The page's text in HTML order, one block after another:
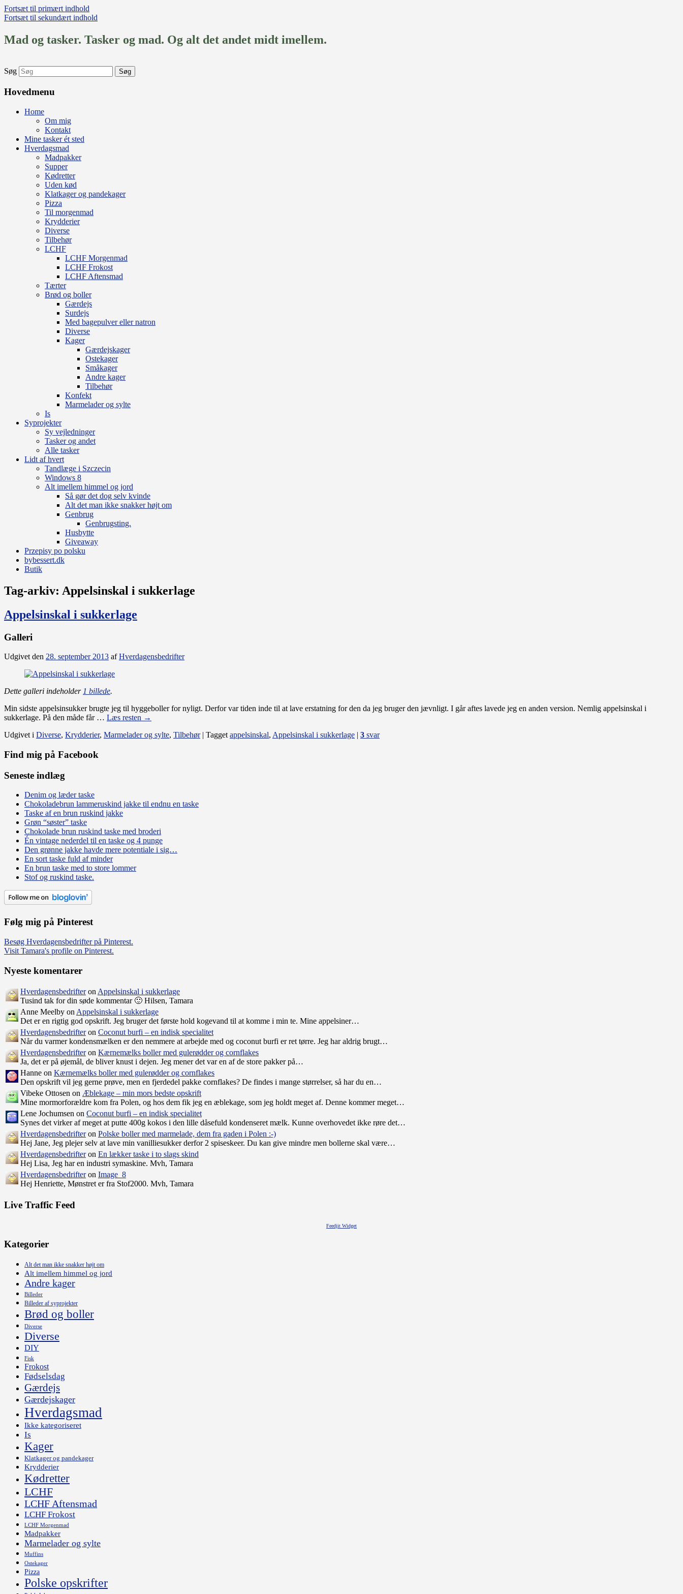
Fortsæt til primært indhold
Fortsæt til sekundært indhold
Mad og tasker. Tasker og mad. Og alt det andet midt imellem.
Søg
Hovedmenu
Home
Om mig
Kontakt
Mine tasker ét sted
Hverdagsmad
Madpakker
Supper
Kødretter
Uden kød
Klatkager og pandekager
Pizza
Til morgenmad
Krydderier
Diverse
Tilbehør
LCHF
LCHF Morgenmad
LCHF Frokost
LCHF Aftensmad
Tærter
Brød og boller
Gærdejs
Surdejs
Med bagepulver eller natron
Diverse
Kager
Gærdejskager
Ostekager
Småkager
Andre kager
Tilbehør
Konfekt
Marmelader og sylte
Is
Syprojekter
Sy vejledninger
Tasker og andet
Alle tasker
Lidt af hvert
Tandlæge i Szczecin
Windows 8
Alt imellem himmel og jord
Så gør det dog selv kvinde
Alt det man ikke snakker højt om
Genbrug
Genbrugsting.
Husbytte
Giveaway
Przepisy po polsku
bybessert.dk
Butik
Tag-arkiv: Appelsinskal i sukkerlage
Appelsinskal i sukkerlage
Galleri
Udgivet den 28. september 2013 afHverdagensbedrifter
Dette galleri indeholder 1 billede.
Min sidste appelsinsukker brugte jeg til hyggeboller for nyligt. Derfor var tiden inde til at lave erstatning for den da jeg bruger den jævnligt. I går aftes lavede jeg en anden version. Nemlig appelsinskal i
sukkerlage. På den måde får … Læs resten →
Udgivet i Diverse, Krydderier, Marmelader og sylte, Tilbehør | Tagget appelsinskal, Appelsinskal i sukkerlage | 3 svar
Find mig på Facebook
Seneste indlæg
Denim og læder taske
Chokoladebrun lammeruskind jakke til endnu en taske
Taske af en brun ruskind jakke
Grøn “søster” taske
Chokolade brun ruskind taske med broderi
Én vintage nederdel til en taske og 4 punge
Den grønne jakke havde mere potentiale i sig…
En sort taske fuld af minder
En brun taske med to store lommer
Stof og ruskind taske.
Følg mig på Pinterest
Besøg Hverdagensbedrifter på Pinterest.
Visit Tamara's profile on Pinterest.
Nyeste komentarer
Hverdagensbedrifteron Appelsinskal i sukkerlage
Tusind tak for din søde kommentar 🙂 Hilsen, Tamara
Anne Meelby on Appelsinskal i sukkerlage
Det er en rigtig god opskrift. Jeg bruger det første hold kogevand til at komme i min te. Mine appelsiner…
Hverdagensbedrifteron Coconut burfi – en indisk specialitet
Når du varmer kondensmælken er den nemmere at arbejde med og coconut burfi er ret tørre. Jeg har aldrig brugt…
Hverdagensbedrifteron Kærnemælks boller med gulerødder og cornflakes
Ja, det er på øjemål, de bliver knust i dejen. Jeg mener det var en af de store pakker på…
Hanne on Kærnemælks boller med gulerødder og cornflakes
Den opskrift vil jeg gerne prøve, men en fjerdedel pakke cornflakes? De findes i mange størrelser, så har du en…
Vibeke Ottosen on Æblekage – min mors bedste opskrift
Mine mormorforældre kom fra Polen, og hos dem fik jeg en æblekage, som jeg holdt meget af. Denne kommer meget…
Lene Jochumsen on Coconut burfi – en indisk specialitet
Synes det virker af meget at putte 400g kokos i den lille dåsefuld kondenseret mælk. Kunne overhovedet ikke røre det…
Hverdagensbedrifteron Polske boller med marmelade, dem fra gaden i Polen :-)
Hej Jane, Jeg plejer selv at lave min vanilliesukker derfor 2 spiseskeer. Du kan give mindre men bollerne skal være…
Hverdagensbedrifteron En lækker taske i to slags skind
Hej Lisa, Jeg har en industri symaskine. Mvh, Tamara
Hverdagensbedrifteron Image_8
Hej Henriette, Mønstret er fra Stof2000. Mvh, Tamara
Live Traffic Feed
Feedjit Widget
Kategorier
Alt det man ikke snakker højt om
Alt imellem himmel og jord
Andre kager
Billeder
Billeder af syprojekter
Brød og boller
Diverse
Diverse
DIY
Fisk
Frokost
Fødselsdag
Gærdejs
Gærdejskager
Hverdagsmad
Ikke kategoriseret
Is
Kager
Klatkager og pandekager
Krydderier
Kødretter
LCHF
LCHF Aftensmad
LCHF Frokost
LCHF Morgenmad
Madpakker
Marmelader og sylte
Muffins
Ostekager
Pizza
Polske opskrifter